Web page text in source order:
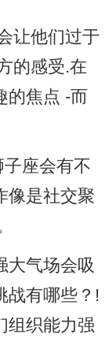
让他们过于
的感受.在
的焦点 -而
座会有不
像是社交聚
大气场会吸
战有哪些？!
组织能力强